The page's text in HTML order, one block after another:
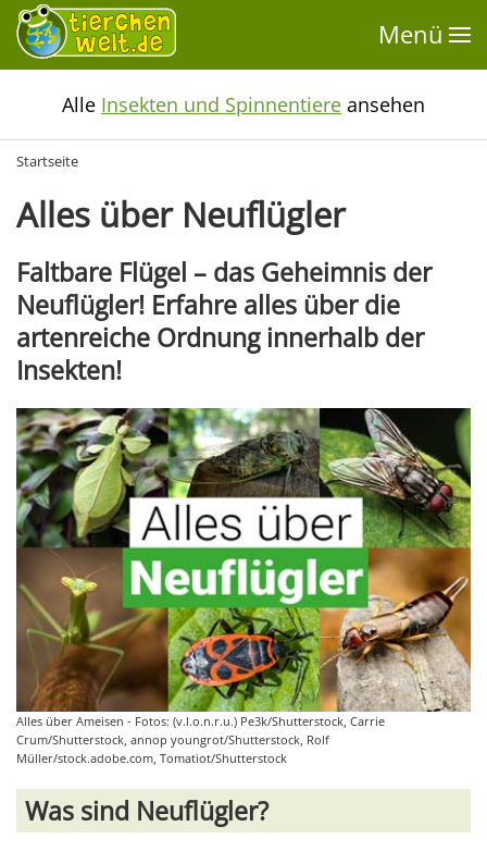
Menü
Alle Insekten und Spinnentiere ansehen
Startseite
Alles über Neuflügler
Faltbare Flügel – das Geheimnis der
Neuflügler! Erfahre alles über die
artenreiche Ordnung innerhalb der
Insekten!
Alles über Ameisen - Fotos: (v.l.o.n.r.u.) Pe3k/Shutterstock, Carrie
Crum/Shutterstock, annop youngrot/Shutterstock, Rolf
Müller/stock.adobe.com, Tomatiot/Shutterstock
Was sind Neuflügler?